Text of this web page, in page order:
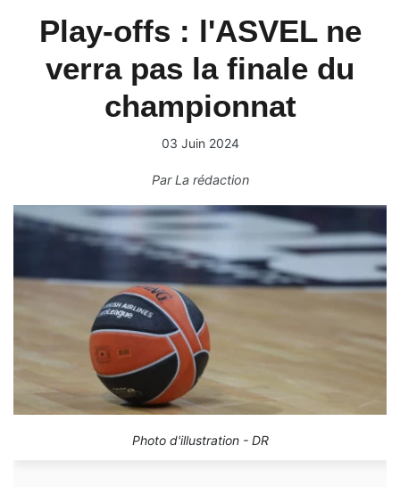
Play-offs : l'ASVEL ne
verra pas la finale du
championnat
03 Juin 2024
ParLa rédaction
Photo d'illustration - DR